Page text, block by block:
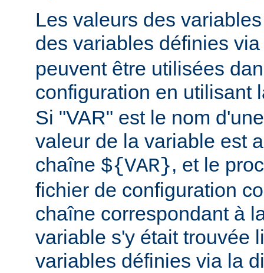
Les valeurs des
des variables définies
peuvent être utilisées
configuration en utilisant
Si "VAR" est le nom
valeur de la variable est
chaîne ${VAR}, et le
fichier de configuration
chaîne correspondant à
variable s'y était trouvée
variables définies via la